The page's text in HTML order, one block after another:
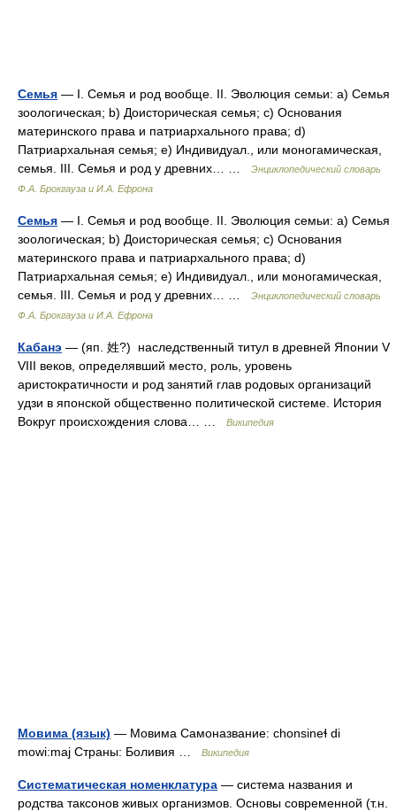
Семья — I. Семья и род вообще. II. Эволюция семьи: a) Семья
зоологическая; b) Доисторическая семья; c) Основания
материнского права и патриархального права; d)
Патриархальная семья; e) Индивидуал., или моногамическая,
семья. III. Семья и род у древних… …
Энциклопедический словарь
Ф.А. Брокгауза и И.А. Ефрона
Семья — I. Семья и род вообще. II. Эволюция семьи: a) Семья
зоологическая; b) Доисторическая семья; c) Основания
материнского права и патриархального права; d)
Патриархальная семья; e) Индивидуал., или моногамическая,
семья. III. Семья и род у древних… …
Энциклопедический словарь
Ф.А. Брокгауза и И.А. Ефрона
Кабанэ — (яп. 姓?) наследственный титул в древней Японии V
VIII веков, определявший место, роль, уровень
аристократичности и род занятий глав родовых организаций
удзи в японской общественно политической системе. История
Вокруг происхождения слова… …
Википедия
Мовима (язык) — Мовима Самоназвание: chonsineɬ di
mowi:maj Страны: Боливия …
Википедия
Систематическая номенклатура — система названия и
родства таксонов живых организмов. Основы современной (т.н.